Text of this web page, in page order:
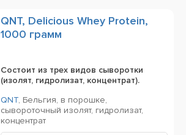
QNT, Delicious Whey Protein,
1000 грамм
Состоит из трех видов сыворотки
(изолят, гидролизат, концентрат).
QNT, Бельгия, в порошке,
сывороточный изолят, гидролизат,
концентрат